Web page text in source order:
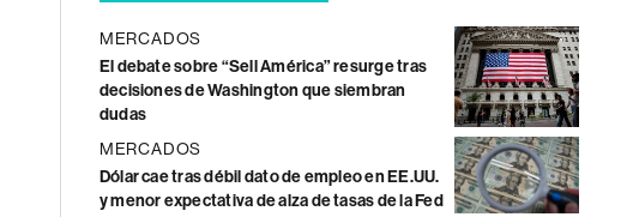
MERCADOS
El debate sobre “Sell América” resurge tras
decisiones de Washington que siembran
dudas
MERCADOS
Dólar cae tras débil dato de empleo en EE.UU.
y menor expectativa de alza de tasas de la Fed